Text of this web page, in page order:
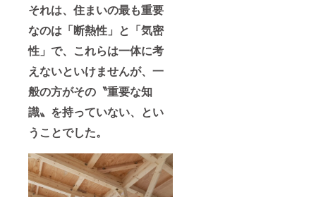
それは、住まいの最も重要
なのは「断熱性」と「気密
性」で、これらは一体に考
えないといけませんが、一
般の方がその〝重要な知
識〟を持っていない、とい
うことでした。